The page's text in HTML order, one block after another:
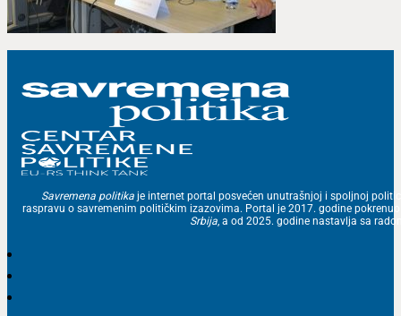
Savremena politika je internet portal posvećen unutrašnjoj i spoljnoj
raspravu o savremenim političkim izazovima. Portal je 2017. godine
Srbija, a od 2025. godine nastavlja sa